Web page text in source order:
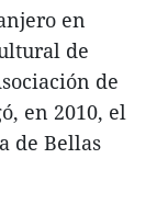
en
de
de
en 2010, el
de Bellas